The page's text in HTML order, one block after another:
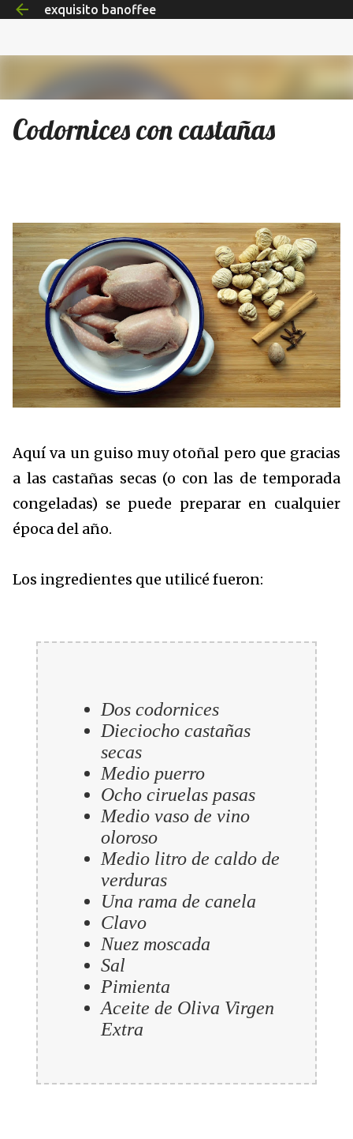
Ir al contenido principal
exquisito banoffee
Codornices con castañas
Aquí va un guiso muy otoñal pero que gracias
a las castañas secas (o con las de temporada
congeladas) se puede preparar en cualquier
época del año.
Los ingredientes que utilicé fueron:
Dos codornices
Dieciocho castañas
secas
Medio puerro
Ocho ciruelas pasas
Medio vaso de vino
oloroso
Medio litro de caldo de
verduras
Una rama de canela
Clavo
Nuez moscada
Sal
Pimienta
Aceite de Oliva Virgen
Extra